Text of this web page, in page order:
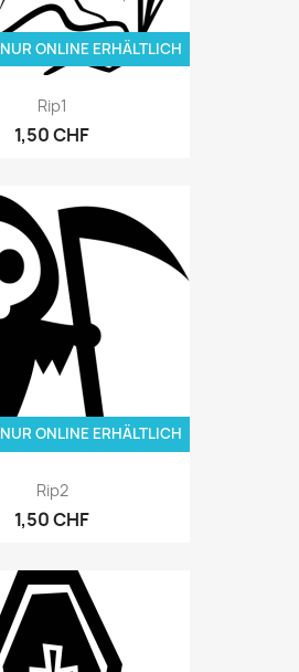
Rip1
1,50 CHF
NUR ONLINE ERHÄLTLICH
Rip2
1,50 CHF
NUR ONLINE ERHÄLTLICH